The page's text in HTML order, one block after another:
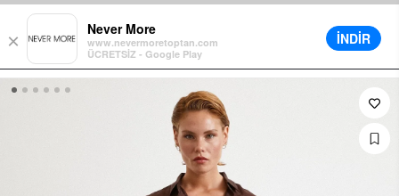
×
Never More
www.nevermoretoptan.com
ÜCRETSİZ - Google Play
İNDİR
Sepette Ek %5 İndirim